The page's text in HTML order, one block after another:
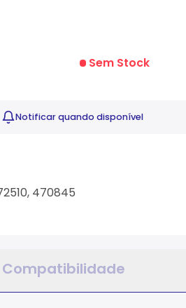
Sem Stock
Notificarquando disponível
470845
Compatibilidade